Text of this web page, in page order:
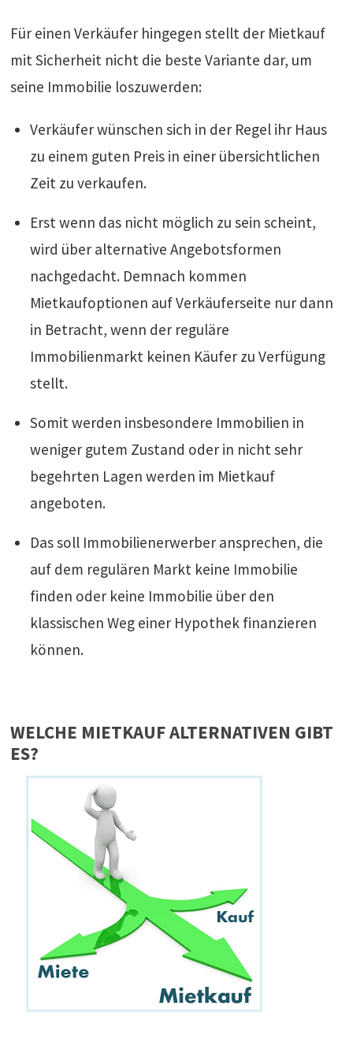
Für einen Verkäufer hingegen stellt der Mietkauf
mit Sicherheit nicht die beste Variante dar, um
seine Immobilie loszuwerden:
Verkäufer wünschen sich in der Regel ihr Haus
zu einem guten Preis in einer übersichtlichen
Zeit zu verkaufen.
Erst wenn das nicht möglich zu sein scheint,
wird über alternative Angebotsformen
nachgedacht. Demnach kommen
Mietkaufoptionen auf Verkäuferseite nur dann
in Betracht, wenn der reguläre
Immobilienmarkt keinen Käufer zu Verfügung
stellt.
Somit werden insbesondere Immobilien in
weniger gutem Zustand oder in nicht sehr
begehrten Lagen werden im Mietkauf
angeboten.
Das soll Immobilienerwerber ansprechen, die
auf dem regulären Markt keine Immobilie
finden oder keine Immobilie über den
klassischen Weg einer Hypothek finanzieren
können.
WELCHE MIETKAUF ALTERNATIVEN GIBT
ES?